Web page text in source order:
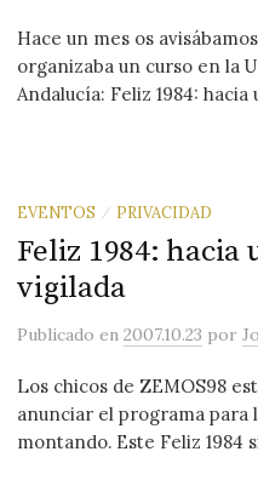
Hace un mes os
organizaba un curso en la
Andalucía: Feliz 1984: hacia
EVENTOS / PRIVACIDAD
Feliz 1984: hacia
vigilada
Publicadoen2007.10.23 por
Los chicos de ZEMOS98
anunciar el programa para
montando. Este Feliz 1984